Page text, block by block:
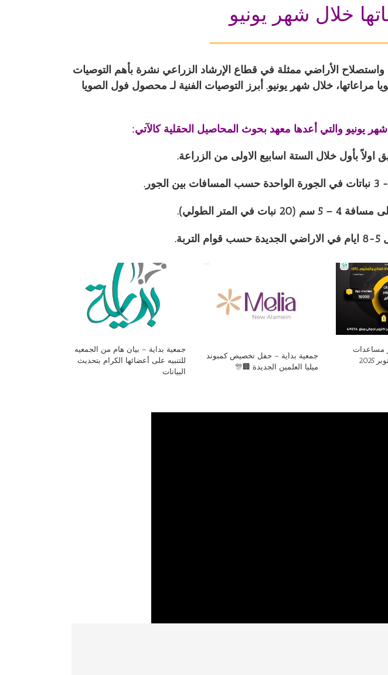
خلال شهر يونيو
الأراضي ممثلة في قطاع الإرشاد الزراعي نشرة بأهم التوصيات
خلال شهر يونيو. أبرز التوصيات الفنية لـ محصول فول الصويا
يونيو والتي أعدها معهد بحوث المحاصيل الحقلية كالآتي:
مساعدات
2025
جمعية بداية – حفل تخصيص كمبوند
ميليا العلمين الجديدة 🏢🎊
جمعية بداية – بيان هام من الجمعيه
للتنبيه على أعضائها الكرام بتحديث
البيانات